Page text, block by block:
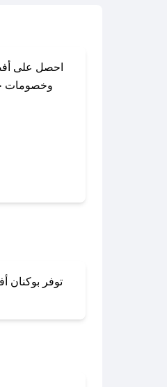
احصل على
وخصومات
توفر بوكنان